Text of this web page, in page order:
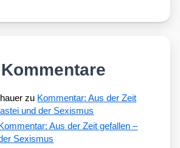
zu Kommentar: Aus der Zeit
und der Sexismus
Aus der Zeit gefallen –
Sexismus